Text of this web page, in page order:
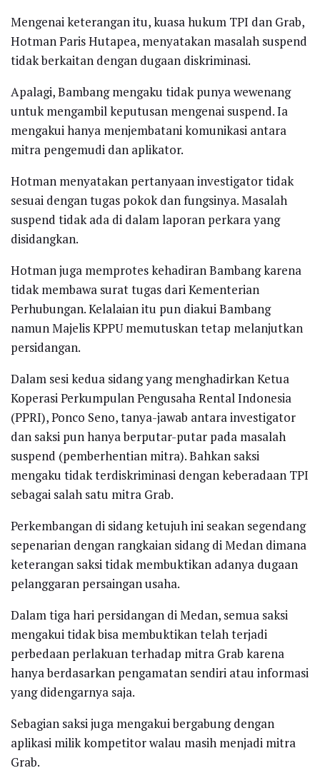
Mengenai keterangan itu, kuasa hukum TPI dan Grab,
Hotman Paris Hutapea, menyatakan masalah suspend
tidak berkaitan dengan dugaan diskriminasi.
Apalagi, Bambang mengaku tidak punya wewenang
untuk mengambil keputusan mengenai suspend. Ia
mengakui hanya menjembatani komunikasi antara
mitra pengemudi dan aplikator.
Hotman menyatakan pertanyaan investigator tidak
sesuai dengan tugas pokok dan fungsinya. Masalah
suspend tidak ada di dalam laporan perkara yang
disidangkan.
Hotman juga memprotes kehadiran Bambang karena
tidak membawa surat tugas dari Kementerian
Perhubungan. Kelalaian itu pun diakui Bambang
namun Majelis KPPU memutuskan tetap melanjutkan
persidangan.
Dalam sesi kedua sidang yang menghadirkan Ketua
Koperasi Perkumpulan Pengusaha Rental Indonesia
(PPRI), Ponco Seno, tanya-jawab antara investigator
dan saksi pun hanya berputar-putar pada masalah
suspend (pemberhentian mitra). Bahkan saksi
mengaku tidak terdiskriminasi dengan keberadaan TPI
sebagai salah satu mitra Grab.
Perkembangan di sidang ketujuh ini seakan segendang
sepenarian dengan rangkaian sidang di Medan dimana
keterangan saksi tidak membuktikan adanya dugaan
pelanggaran persaingan usaha.
Dalam tiga hari persidangan di Medan, semua saksi
mengakui tidak bisa membuktikan telah terjadi
perbedaan perlakuan terhadap mitra Grab karena
hanya berdasarkan pengamatan sendiri atau informasi
yang didengarnya saja.
Sebagian saksi juga mengakui bergabung dengan
aplikasi milik kompetitor walau masih menjadi mitra
Grab.